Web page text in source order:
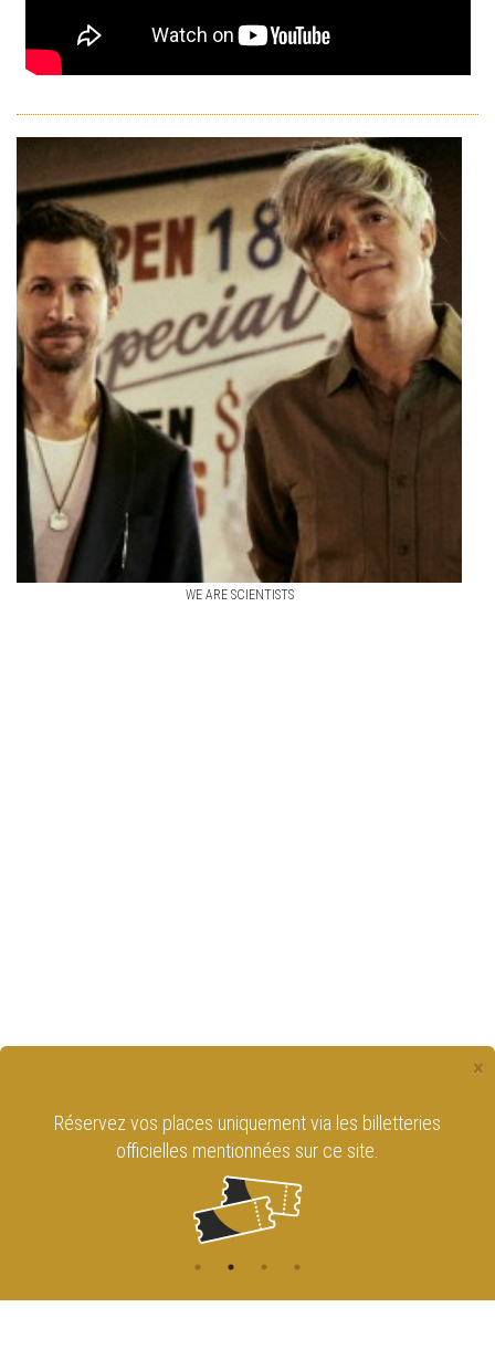
WE ARE SCIENTISTS
×
Réservez vos places uniquement via les billetteries
officielles mentionnées sur ce site.